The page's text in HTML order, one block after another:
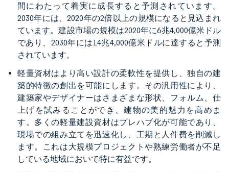
間にわたって着実に成長すると予測されています。
2030年には、2020年の2倍以上の規模になると見込まれ
ています。建設市場の規模は2020年に6兆4,000億米ドル
であり、2030年には14兆4,000億米ドルに達すると予測
されています。
軽量資材はより高い設計の柔軟性を提供し、独自の建
築的特徴の創出を可能にします。その汎用性により、
建築家やデザイナーはさまざまな形状、フォルム、仕
上げを試みることができ、建物の美的魅力を高めま
す。多くの軽量建設資材はプレハブ化が可能であり、
現場での組み立てを迅速化し、工期と人件費を削減し
ます。これは大規模プロジェクトや熟練労働者が不足
している地域において特に有益です。